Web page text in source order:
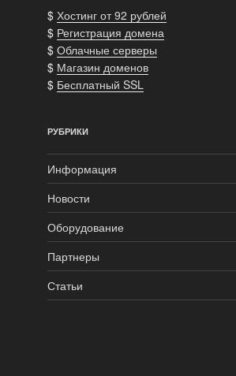
$ Хостинг от 92 рублей
$ Регистрация домена
$ Облачные серверы
$ Магазин доменов
$ Бесплатный SSL
РУБРИКИ
Информация
Новости
Оборудование
Партнеры
Статьи